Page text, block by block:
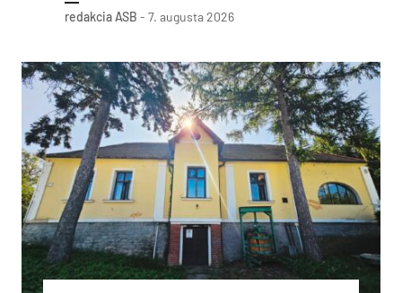
redakcia ASB - 7. augusta 2026